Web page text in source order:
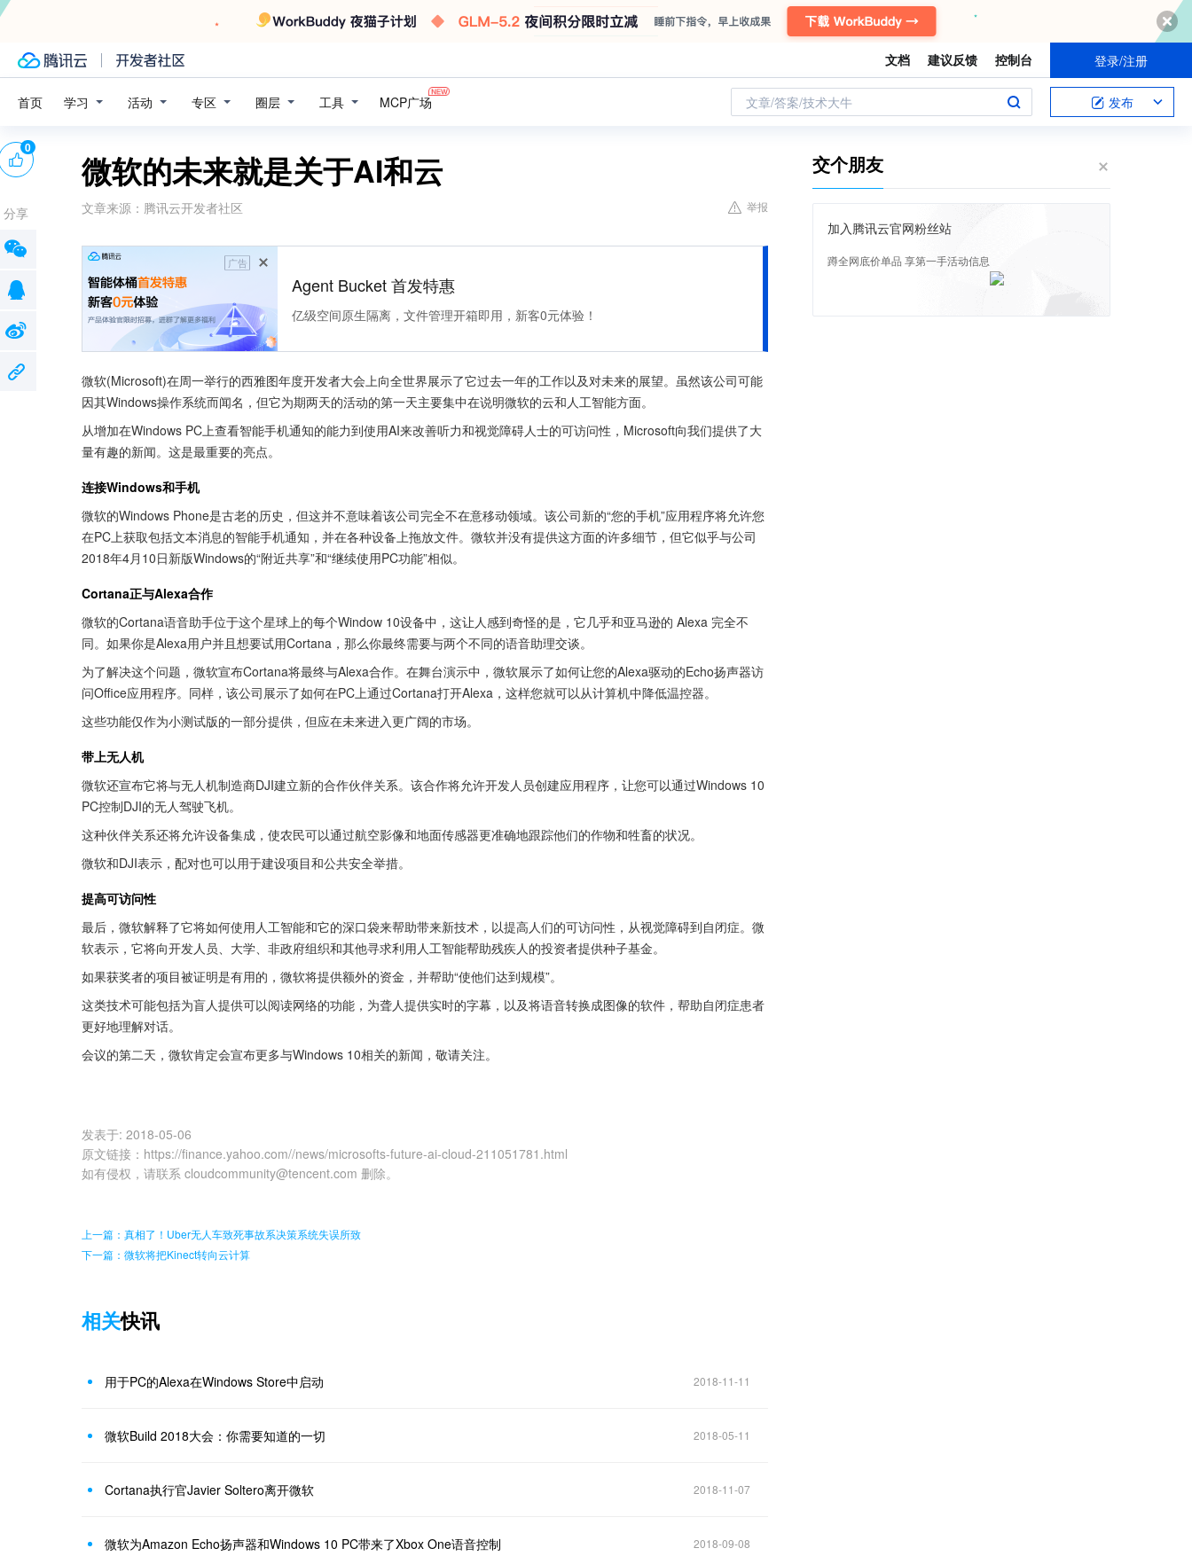
文档 建议反馈 控制台 登录/注册
首页 学习 活动 专区 圈层 工具 MCP广场 文章/答案/技术大牛 发布
微软的未来就是关于AI和云
文章来源： 腾讯云开发者社区 举报
广告
Agent Bucket 首发特惠
亿级空间原生隔离，文件管理开箱即用，新客0元体验！
微软(Microsoft)在周一举行的西雅图年度开发者大会上向全世界展示了它过去一年的工作以及对未来的展望。虽然该公司可能
因其Windows操作系统而闻名，但它为期两天的活动的第一天主要集中在说明微软的云和人工智能方面。
从增加在Windows PC上查看智能手机通知的能力到使用AI来改善听力和视觉障碍人士的可访问性，Microsoft向我们提供了大
量有趣的新闻。这是最重要的亮点。
连接Windows和手机
微软的Windows Phone是古老的历史，但这并不意味着该公司完全不在意移动领域。该公司新的“您的手机”应用程序将允许您
在PC上获取包括文本消息的智能手机通知，并在各种设备上拖放文件。微软并没有提供这方面的许多细节，但它似乎与公司
2018年4月10日新版Windows的“附近共享”和“继续使用PC功能”相似。
Cortana正与Alexa合作
微软的Cortana语音助手位于这个星球上的每个Window 10设备中，这让人感到奇怪的是，它几乎和亚马逊的 Alexa 完全不
同。如果你是Alexa用户并且想要试用Cortana，那么你最终需要与两个不同的语音助理交谈。
为了解决这个问题，微软宣布Cortana将最终与Alexa合作。在舞台演示中，微软展示了如何让您的Alexa驱动的Echo扬声器访
问Office应用程序。同样，该公司展示了如何在PC上通过Cortana打开Alexa，这样您就可以从计算机中降低温控器。
这些功能仅作为小测试版的一部分提供，但应在未来进入更广阔的市场。
带上无人机
微软还宣布它将与无人机制造商DJI建立新的合作伙伴关系。该合作将允许开发人员创建应用程序，让您可以通过Windows 10
PC控制DJI的无人驾驶飞机。
这种伙伴关系还将允许设备集成，使农民可以通过航空影像和地面传感器更准确地跟踪他们的作物和牲畜的状况。
微软和DJI表示，配对也可以用于建设项目和公共安全举措。
提高可访问性
最后，微软解释了它将如何使用人工智能和它的深口袋来帮助带来新技术，以提高人们的可访问性，从视觉障碍到自闭症。微
软表示，它将向开发人员、大学、非政府组织和其他寻求利用人工智能帮助残疾人的投资者提供种子基金。
如果获奖者的项目被证明是有用的，微软将提供额外的资金，并帮助“使他们达到规模”。
这类技术可能包括为盲人提供可以阅读网络的功能，为聋人提供实时的字幕，以及将语音转换成图像的软件，帮助自闭症患者
更好地理解对话。
会议的第二天，微软肯定会宣布更多与Windows 10相关的新闻，敬请关注。
发表于: 2018-05-06
原文链接 ： https://finance.yahoo.com//news/microsofts-future-ai-cloud-211051781.html
如有侵权，请联系 cloudcommunity@tencent.com 删除。
0
分享
上一篇：真相了！Uber无人车致死事故系决策系统失误所致
下一篇：微软将把Kinect转向云计算
相关快讯
用于PC的Alexa在Windows Store中启动 2018-11-11
微软Build 2018大会：你需要知道的一切 2018-05-11
Cortana执行官Javier Soltero离开微软 2018-11-07
微软为Amazon Echo扬声器和Windows 10 PC带来了Xbox One语音控制 2018-09-08
交个朋友
加入腾讯云官网粉丝站
蹲全网底价单品 享第一手活动信息